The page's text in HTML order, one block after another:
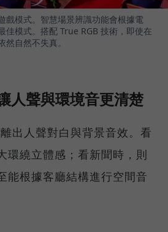
戲模式。智慧場景辨識功能會根據電
佳模式。搭配 True RGB 技術，即使在
自然不失真。
人聲與環境音更清楚
出人聲對白與背景音效。看
環繞立體感；看新聞時，則
能根據客廳結構進行空間音